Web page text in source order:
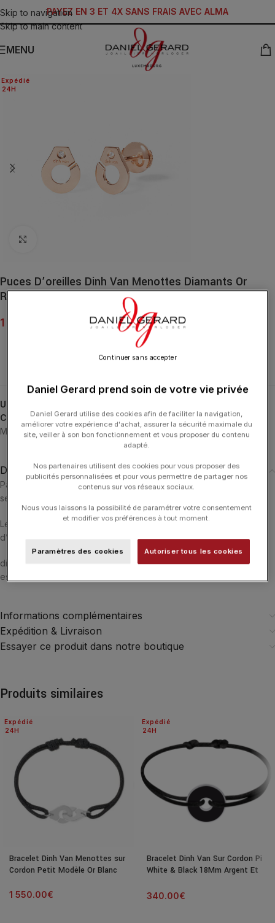
Skip to navigation
Skip to main content
PAYEZ EN 3 ET 4X SANS FRAIS AVEC ALMA
MENU
24H
Expédié
Puces D’oreilles Dinh Van Menottes Diamants Or
Rose
1 280.00
UGS :
Catégories : Boucles d'Oreilles, Boucles d'Oreilles, DINH VAN
Menottes , Typologies
Description
Paire de boucles d’oreilles Menottes dinh van en or rose 18 carats
sertie de diamants.
Le motif identitaire de la Maison dinh van se décline en puces
d’oreilles.
dinh van utilise de l’or finesse de 750‰ (18 carats). Cette finesse
est un standard de la joaillerie française.
Informations complémentaires
Expédition & Livraison
Essayer ce produit dans notre boutique
Produits similaires
24H
Expédié
Bracelet Dinh Van Menottes sur
Cordon Petit Modèle Or Blanc
1 550.00€
24H
Expédié
Bracelet Dinh Van Sur Cordon Pi
White & Black 18Mm Argent Et
340.00€
Daniel Gerard prend soin de votre vie privée
Daniel Gerard utilise des cookies afin de faciliter la navigation,
améliorer votre expérience d'achat, assurer la sécurité maximale du
site, veiller à son bon fonctionnement et vous proposer du contenu
adapté.
Nos partenaires utilisent des cookies pour vous proposer des
publicités personnalisées et pour vous permettre de partager nos
contenus sur vos réseaux sociaux.
Nous vous laissons la possibilité de paramétrer votre consentement
et modifier vos préférences à tout moment.
Paramètres des cookies Autoriser tous les cookies
Continuer sans accepter